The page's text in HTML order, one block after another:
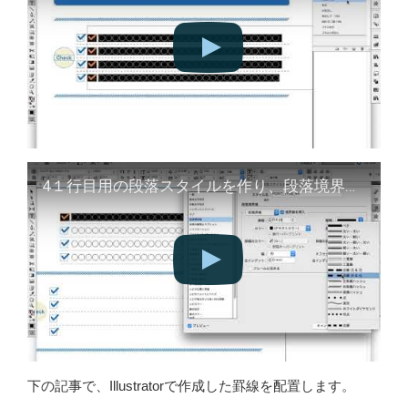
4１行目用の段落スタイルを作り、段落境界線を設定する
下の記事で、Illustratorで作成した罫線を配置します。